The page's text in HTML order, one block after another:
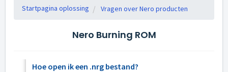
Startpagina oplossing Vragen over Nero producten
Nero Burning ROM
Hoe open ik een .nrg bestand?